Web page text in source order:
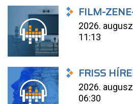
FILM-
2026.
11:13
FRISS
2026.
06:30